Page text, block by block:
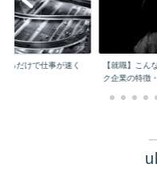
るだけで仕事が速く
【就職】こん
ク企業の特徴